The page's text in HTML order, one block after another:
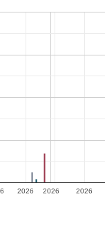
2026
2026 2026